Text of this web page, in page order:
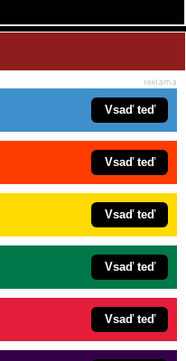
Vsaď teď
Vsaď teď
Vsaď teď
Vsaď teď
Vsaď teď